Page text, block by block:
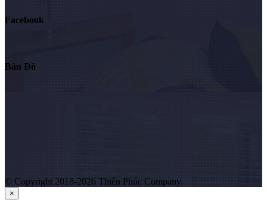
Facebook
Bản Đồ
© Copyright 2018-2026 Thiên Phúc Company.
×